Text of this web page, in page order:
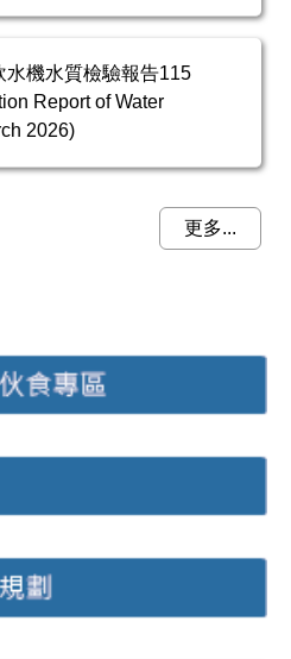
水機水質檢驗報告115
Report of Water
2026)
更多...